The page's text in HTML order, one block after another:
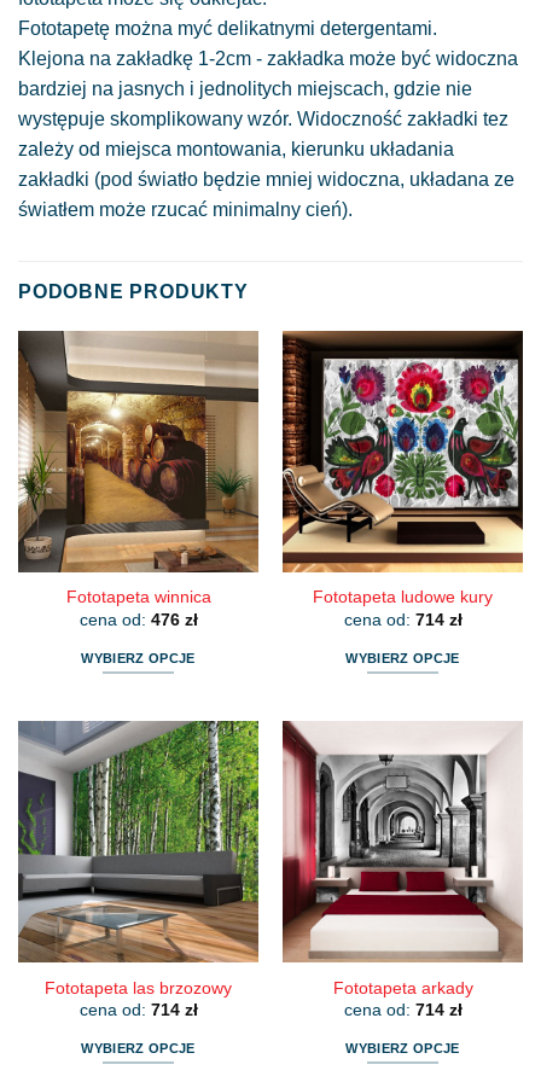
Fototapetę można myć delikatnymi detergentami.
Klejona na zakładkę 1-2cm - zakładka może być widoczna
bardziej na jasnych i jednolitych miejscach, gdzie nie
występuje skomplikowany wzór. Widoczność zakładki tez
zależy od miejsca montowania, kierunku układania
zakładki (pod światło będzie mniej widoczna, układana ze
światłem może rzucać minimalny cień).
PODOBNE PRODUKTY
Fototapeta winnica
cena od: 476 zł
WYBIERZ OPCJE
ma
wiele
wariantów.
Opcje
można
na
stronie
produktu
Fototapeta ludowe kury
cena od: 714 zł
WYBIERZ OPCJE
wiele
wariantów.
Opcje
można
wybrać
na
stronie
Fototapeta las brzozowy
cena od: 714 zł
WYBIERZ OPCJE
Fototapeta arkady
cena od: 714 zł
WYBIERZ OPCJE